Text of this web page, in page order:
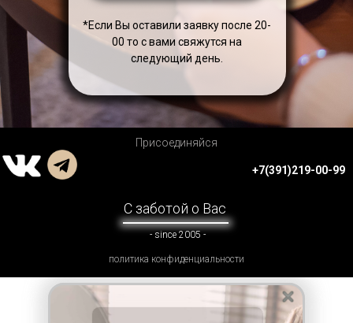
*Если Вы оставили заявку после 20-
00 то с вами свяжутся на
следующий день.
- since 2005 -
Присоединяйся
С заботой о Вас
политика конфиденциальности
+7(391)219-00-99